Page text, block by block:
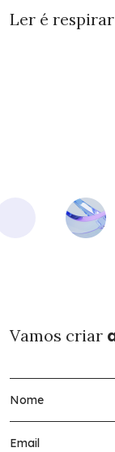
Ler é
Vamos criar